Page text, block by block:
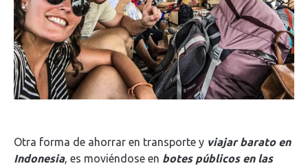
Otra forma de ahorrar en transporte y viajar barato en
Indonesia, es moviéndose en botes públicos en las